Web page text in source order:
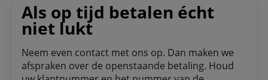
Als op tijd betalen écht
niet lukt
Neem even contact met ons op. Dan maken we
afspraken over de openstaande betaling. Houd